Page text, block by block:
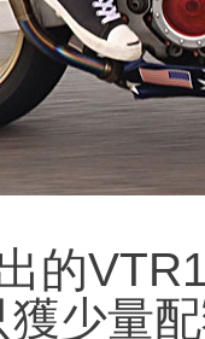
的
少量